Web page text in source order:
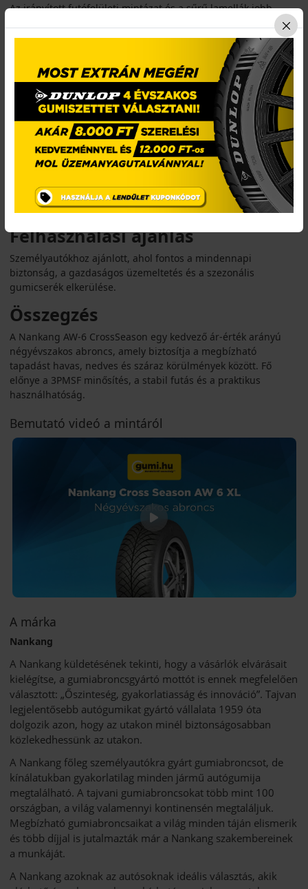
Az irányított futófelületi mintázat és a sűrű lamellák jobb
tapadást biztosítanak nedves és havas utakon. A speciális
gumikeverék biztosítja a rugalmasságot hidegben, míg a
merev vállblokkok növelik a stabilitást száraz úton.
Biztonsági jellemzők
Az abroncs rendelkezik M+S és 3PMSF minősítéssel, így téli
körülmények között is biztonságosan használható. EU címkéin
általában C osztályú nedves tapadást ért el, zajszintje kb. 71–
72 dB.
Komfort és zajszint
Az AW-6 kiegyensúlyozott futást és mérsékelt zajszintet kínál,
így kényelmes választás hosszabb utakhoz is.
Felhasználási ajánlás
Személyautókhoz ajánlott, ahol fontos a mindennapi
biztonság, a gazdaságos üzemeltetés és a szezonális
gumicserék elkerülése.
Összegzés
A Nankang AW-6 CrossSeason egy kedvező ár‑érték arányú
négyévszakos abroncs, amely biztosítja a megbízható
tapadást havas, nedves és száraz körülmények között. Fő
előnye a 3PMSF minősítés, a stabil futás és a praktikus
használhatóság.
Bemutató videó a mintáról
A márka
Nankang
A Nankang küldetésének tekinti, hogy a vásárlók elvárásait
kielégítse, a gumiabroncsgyártó mottót is ennek megfelelően
választott: „Őszinteség, gyakorlatiasság és innováció”. Tajvan
legjelentősebb autógumikat gyártó vállalata 1959 óta
dolgozik azon, hogy az utakon minél biztonságosabban
közlekedhessünk az utakon.
A Nankang főleg személyautókra gyárt gumiabroncsot, de
kínálatukban gyakorlatilag minden jármű autógumija
megtalálható. A tajvani gumiabroncsokat több mint 100
országban, a világ valamennyi kontinensén megtaláljuk.
Megbízható gumiabroncsaikat a világ minden táján elismerik
és több díjjal is jutalmazták már a Nankang szakembereinek
a munkáját.
A Nankang azoknak az autósoknak ideális választás, akik